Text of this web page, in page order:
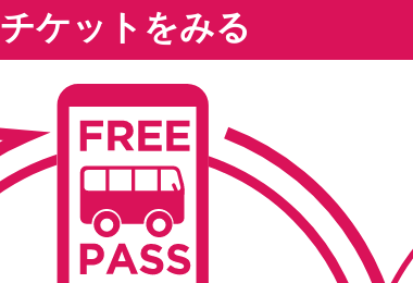
チケットをみる